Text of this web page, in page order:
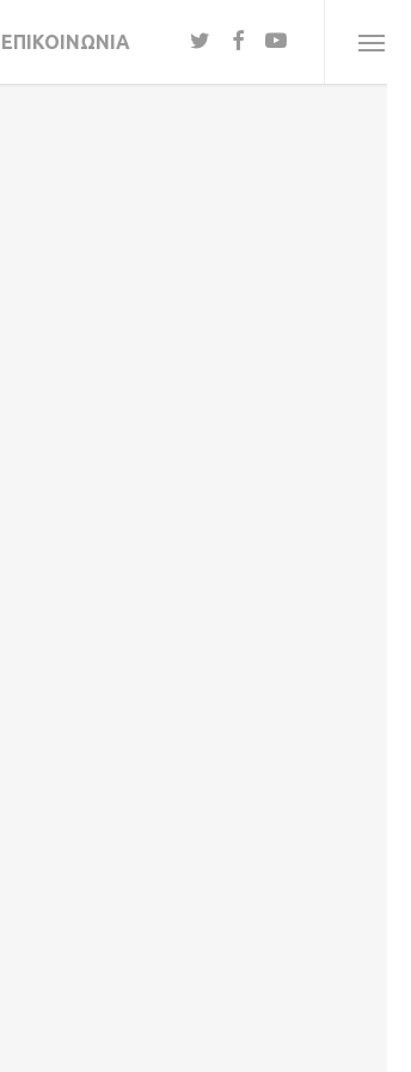
ΕΠΙΚΟΙΝΩΝΙΑ twitterfacebook
youtube
Menu